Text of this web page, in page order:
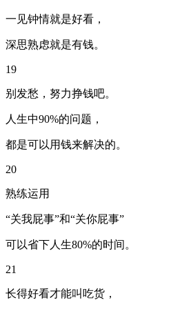
一见钟情就是好看，
深思熟虑就是有钱。
19
别发愁，努力挣钱吧。
人生中90%的问题，
都是可以用钱来解决的。
20
熟练运用
“关我屁事”和“关你屁事”
可以省下人生80%的时间。
21
长得好看才能叫吃货，